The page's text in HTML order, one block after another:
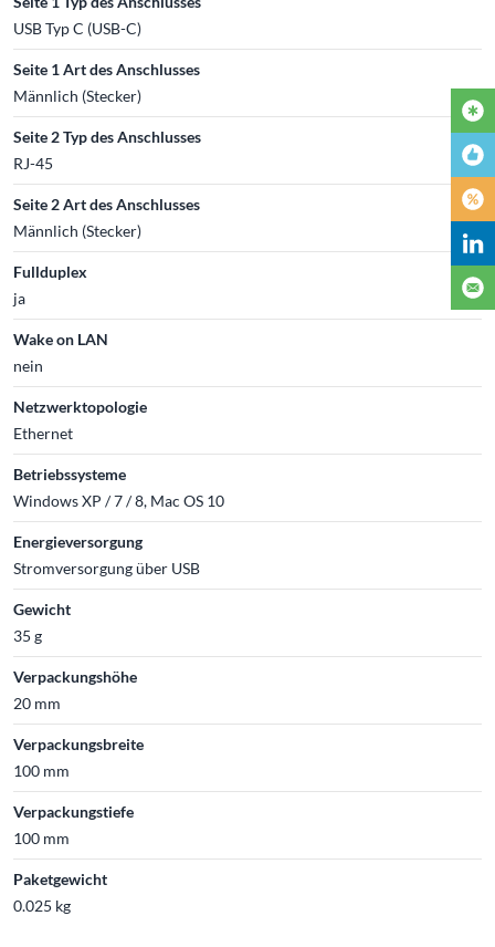
USB Typ C (USB-C)
Seite 1 Art des Anschlusses
Männlich (Stecker)
Seite 2 Typ des Anschlusses
RJ-45
Seite 2 Art des Anschlusses
Männlich (Stecker)
Fullduplex
ja
Wake on LAN
nein
Netzwerktopologie
Ethernet
Betriebssysteme
Windows XP / 7 / 8, Mac OS 10
Energieversorgung
Stromversorgung über USB
Gewicht
35 g
Verpackungshöhe
20 mm
Verpackungsbreite
100 mm
Verpackungstiefe
100 mm
Paketgewicht
0.025 kg